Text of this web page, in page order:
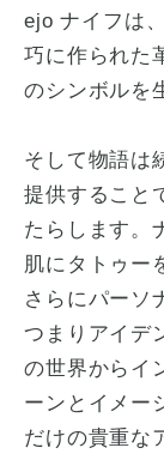
ejo ナイフは
巧に作られた
のシンボルを
そして物語は
提供すること
たらします。
肌にタトゥー
さらにパーソ
つまりアイデ
の世界からイ
ーンとイメー
だけの貴重な